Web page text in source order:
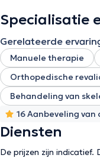
Specialisatie
Gerelateerde
Manuele therapie
Orthopedische
Behandeling van
16 Aanbeveling
Diensten
De prijzen zijn indicatief.